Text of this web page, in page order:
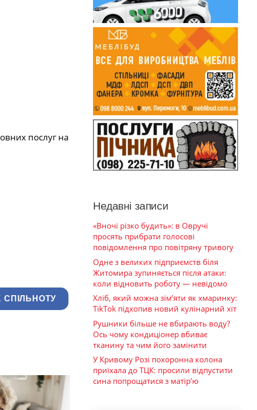
послуг на
СПІЛЬНОТУ
Недавні записи
«Вночі різко будить»: в Овручі
просять прибрати голосові
повідомлення про повітряну тривогу
Одне з великих підприємств біля
Житомира зупиняється після атаки:
коли відновить роботу — невідомо
Хліб, який можна зім’яти як хмаринку:
TikTok підхопив новий кулінарний хіт
Рушники більше не вбирають воду?
Ось чому кондиціонер вбиває
тканину та чим його замінити
У Кривому Розі похоронна колона
приїхала до ТЦК: просили відпустити
сина попрощатися з матір’ю